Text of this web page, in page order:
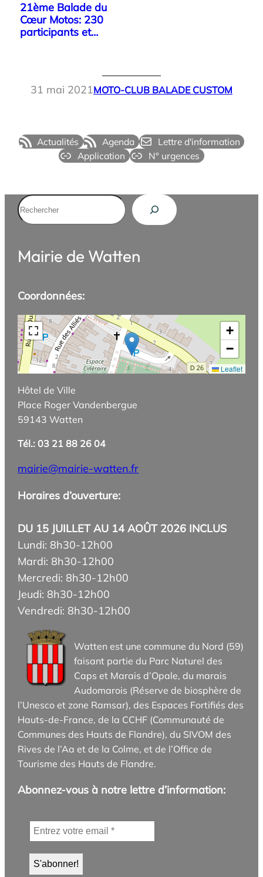
21ème Balade du
Cœur Motos: 230
participants et…
31 mai 2021MOTO-CLUB BALADE CUSTOM
Actualités Agenda
Lettre d'information
Application
N° urgences
Rechercher
Mairie de Watten
Coordonnées:
+
−
Leaflet
Hôtel de Ville
Place Roger Vandenbergue
59143 Watten
Tél.: 03 21 88 26 04
mairie@mairie-watten.fr
Horaires d’ouverture:
DU 15 JUILLET AU 14 AOÛT 2026 INCLUS
Lundi: 8h30-12h00
Mardi: 8h30-12h00
Mercredi: 8h30-12h00
Jeudi: 8h30-12h00
Vendredi: 8h30-12h00
Watten est une commune du Nord (59)
faisant partie du Parc Naturel des
Caps et Marais d’Opale, du marais
Audomarois (Réserve de biosphère de
l’Unesco et zone Ramsar), des Espaces Fortifiés des
Hauts-de-France, de la CCHF (Communauté de
Communes des Hauts de Flandre), du SIVOM des
Rives de l’Aa et de la Colme, et de l’Office de
Tourisme des Hauts de Flandre.
Abonnez-vous à notre lettre d’information: